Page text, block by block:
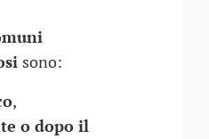
sono:
,
o dopo il